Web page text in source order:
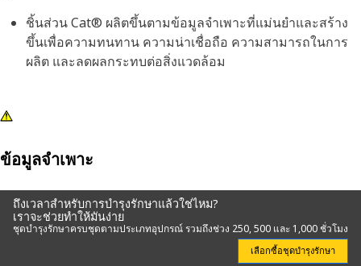
ชิ้นส่วน Cat® ผลิตขึ้นตามข้อมูลจำเพาะที่แม่นยำและสร้าง
ขึ้นเพื่อความทนทาน ความน่าเชื่อถือ ความสามารถในการ
ผลิต และลดผลกระทบต่อสิ่งแวดล้อม
ข้อมูลจำเพาะ
ถึงเวลาสำหรับการบำรุงรักษาแล้วใช่ไหม?
เราจะช่วยทำให้มันง่าย
ชุดบำรุงรักษาครบชุดตามประเภทอุปกรณ์ รวมถึงช่วง 250, 500 และ 1,000 ชั่วโมง
เลือกซื้อชุดบำรุงรักษา